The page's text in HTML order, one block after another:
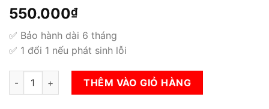
550.000₫
✅ Bảo hành dài 6 tháng
✅ 1 đổi 1 nếu phát sinh lỗi
Thay Pin laptop Dell Inspiron 5420 số lượng
THÊM VÀO GIỎ HÀNG